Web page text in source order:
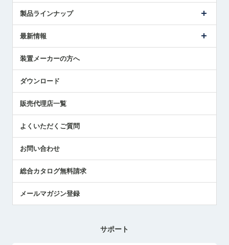
ごあいさつ
受賞履歴
採用情報
国/地域/言語
製品ラインナップ
ツールセッタ製品
エアマイクロセンサ製品
最新情報
メトロールの技術
社員ブログ
中小企業のBCP地震対策
センサのテクニカルガイド
社長ブログ
装置メーカーの方へ
ダウンロード
販売代理店一覧
よくいただくご質問
お問い合わせ
総合カタログ無料請求
メールマガジン登録
サポート